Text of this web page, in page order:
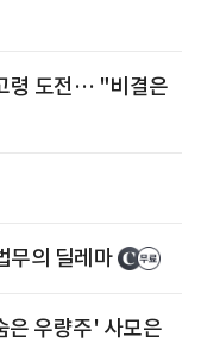
령 도전… "비결은
무의 딜레마
우량주' 사모은